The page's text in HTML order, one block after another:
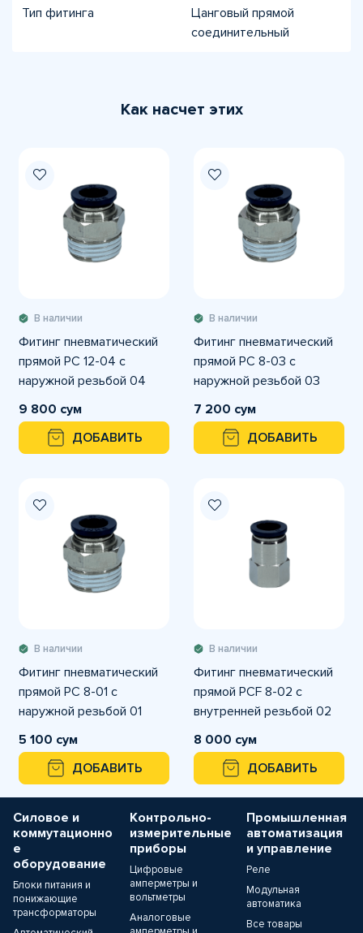
Тип фитинга
Цанговый прямой
соединительный
Как насчет этих
В наличии
Фитинг пневматический
прямой PC 12-04 с
наружной резьбой 04
9 800 сум
ДОБАВИТЬ
В наличии
Фитинг пневматический
прямой PC 8-03 с
наружной резьбой 03
7 200 сум
ДОБАВИТЬ
В наличии
Фитинг пневматический
прямой PC 8-01 с
наружной резьбой 01
5 100 сум
ДОБАВИТЬ
В наличии
Фитинг пневматический
прямой PCF 8-02 с
внутренней резьбой 02
8 000 сум
ДОБАВИТЬ
Силовое и
коммутационно
е
оборудование
Блоки питания и
понижающие
трансформаторы
Контрольно-
измерительные
приборы
Цифровые
амперметры и
вольтметры
Аналоговые
Промышленная
автоматизация
и управление
Реле
Модульная
автоматика
Все товары